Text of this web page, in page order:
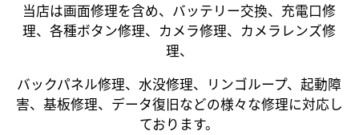
当店は画面修理を含め、バッテリー交換、充電口修
理、各種ボタン修理、カメラ修理、カメラレンズ修
理、
バックパネル修理、水没修理、リンゴループ、起動障
害、基板修理、データ復旧などの様々な修理に対応し
ております。